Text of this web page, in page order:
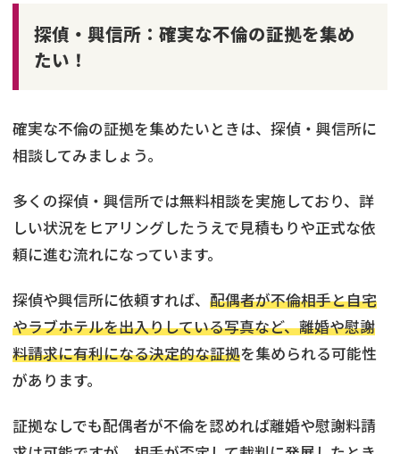
探偵・興信所：確実な不倫の証拠を集め
たい！
確実な不倫の証拠を集めたいときは、探偵・興信所に
相談してみましょう。
多くの探偵・興信所では無料相談を実施しており、詳
しい状況をヒアリングしたうえで見積もりや正式な依
頼に進む流れになっています。
探偵や興信所に依頼すれば、 配偶者が不倫相手と自宅
やラブホテルを出入りしている写真など、離婚や慰謝
料請求に有利になる決定的な証拠を集められる可能性
があります。
証拠なしでも配偶者が不倫を認めれば離婚や慰謝料請